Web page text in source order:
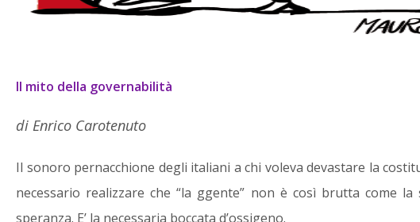
Il mito della governabilità
di Enrico Carotenuto
Il sonoro pernacchione degli italiani a chi voleva devastare la
necessario realizzare che “la ggente” non è così brutta come
speranza. E’ la necessaria boccata d’ossigeno.
i Propri Talenti
dell’Accademia dell’Arte
dell’Accademia della
La nostra collana offre una serie
di approfondimenti di facile